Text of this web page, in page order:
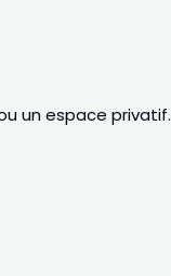
un espace privatif.